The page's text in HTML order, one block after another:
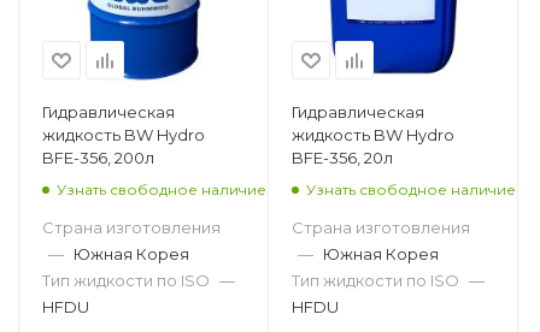
Гидравлическая
жидкость BW Hydro
BFE-356, 200л
Узнать свободное наличие
Страна изготовления
— Южная Корея
Тип жидкости по ISO —
HFDU
Гидравлическая
жидкость BW Hydro
BFE-356, 20л
Узнать свободное наличие
Страна изготовления
— Южная Корея
Тип жидкости по ISO —
HFDU